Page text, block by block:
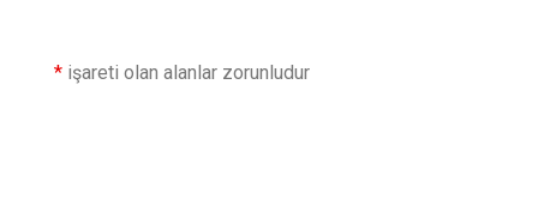
* işareti olan alanlar zorunludur